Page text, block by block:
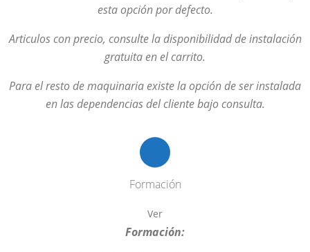
esta opción por defecto.
Articulos con precio, consulte la disponibilidad de instalación
gratuita en el carrito.
Para el resto de maquinaria existe la opción de ser instalada
en las dependencias del cliente bajo consulta.
Formación
Ver
Formación: